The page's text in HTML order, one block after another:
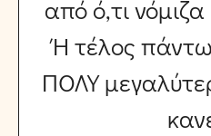
από ό,τι
Ή τέλος
ΠΟΛΥ